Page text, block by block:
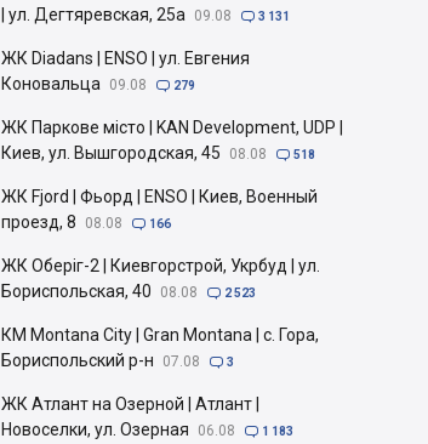
| ул. Дегтяревская, 25а
09.08  3 131
ЖК Diadans | ENSO | ул. Евгения
Коновальца
09.08  279
ЖК Паркове місто | KAN Development, UDP |
Киев, ул. Вышгородская, 45
08.08  518
ЖК Fjord | Фьорд | ENSO | Киев, Военный
проезд, 8
08.08  166
ЖК Оберіг-2 | Киевгорстрой, Укрбуд | ул.
Бориспольская, 40
08.08  2 523
КМ Montana City | Gran Montana | с. Гора,
Бориспольский р-н
07.08  3
ЖК Атлант на Озерной | Атлант |
Новоселки, ул. Озерная
06.08  1 183